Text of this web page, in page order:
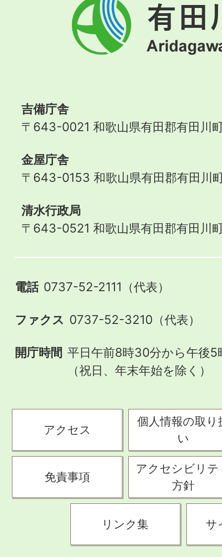
有
田
川
町
吉備庁舎
〒643-0021 和歌山県有田郡有田川
金屋庁舎
〒643-0153 和歌山県有田郡有田川
清水行政局
〒643-0521 和歌山県有田郡有田川
電話 0737-52-2111（代表）
ファクス 0737-52-3210（代表）
開庁時間 平日午前8時30分から午後5
（祝日、年末年始を除く）
アクセス
個人情報の取り
い
免責事項
アクセシビリテ
方針
リンク集 サ